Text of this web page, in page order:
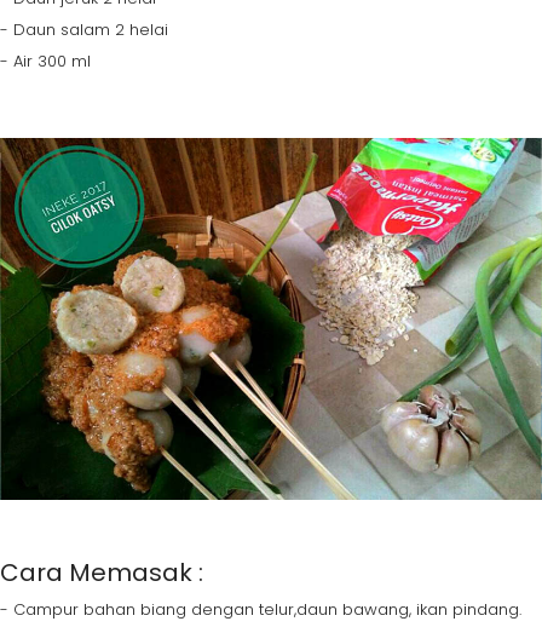
- Daun salam 2 helai
- Air 300 ml
Cara Memasak :
- Campur bahan biang dengan telur,daun bawang, ikan pindang.